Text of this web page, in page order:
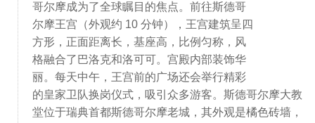
哥尔摩成为了全球瞩目的焦点。前往斯德哥
尔摩王宫（外观约 10 分钟），王宫建筑呈四
方形，正面距离长，基座高，比例匀称，风
格融合了巴洛克和洛可可。宫殿内部装饰华
丽。每天中午，王宫前的广场还会举行精彩
的皇家卫队换岗仪式，吸引众多游客。斯德哥尔摩大教
堂位于瑞典首都斯德哥尔摩老城，其外观是橘色砖墙，